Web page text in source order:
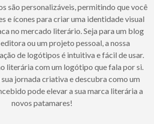
são personalizáveis, permitindo que você
e ícones para criar uma identidade visual
no mercado literário. Seja para um blog
ou um projeto pessoal, a nossa
de logótipos é intuitiva e fácil de usar.
literária com um logótipo que fala por si.
jornada criativa e descubra como um
pode elevar a sua marca literária a
novos patamares!